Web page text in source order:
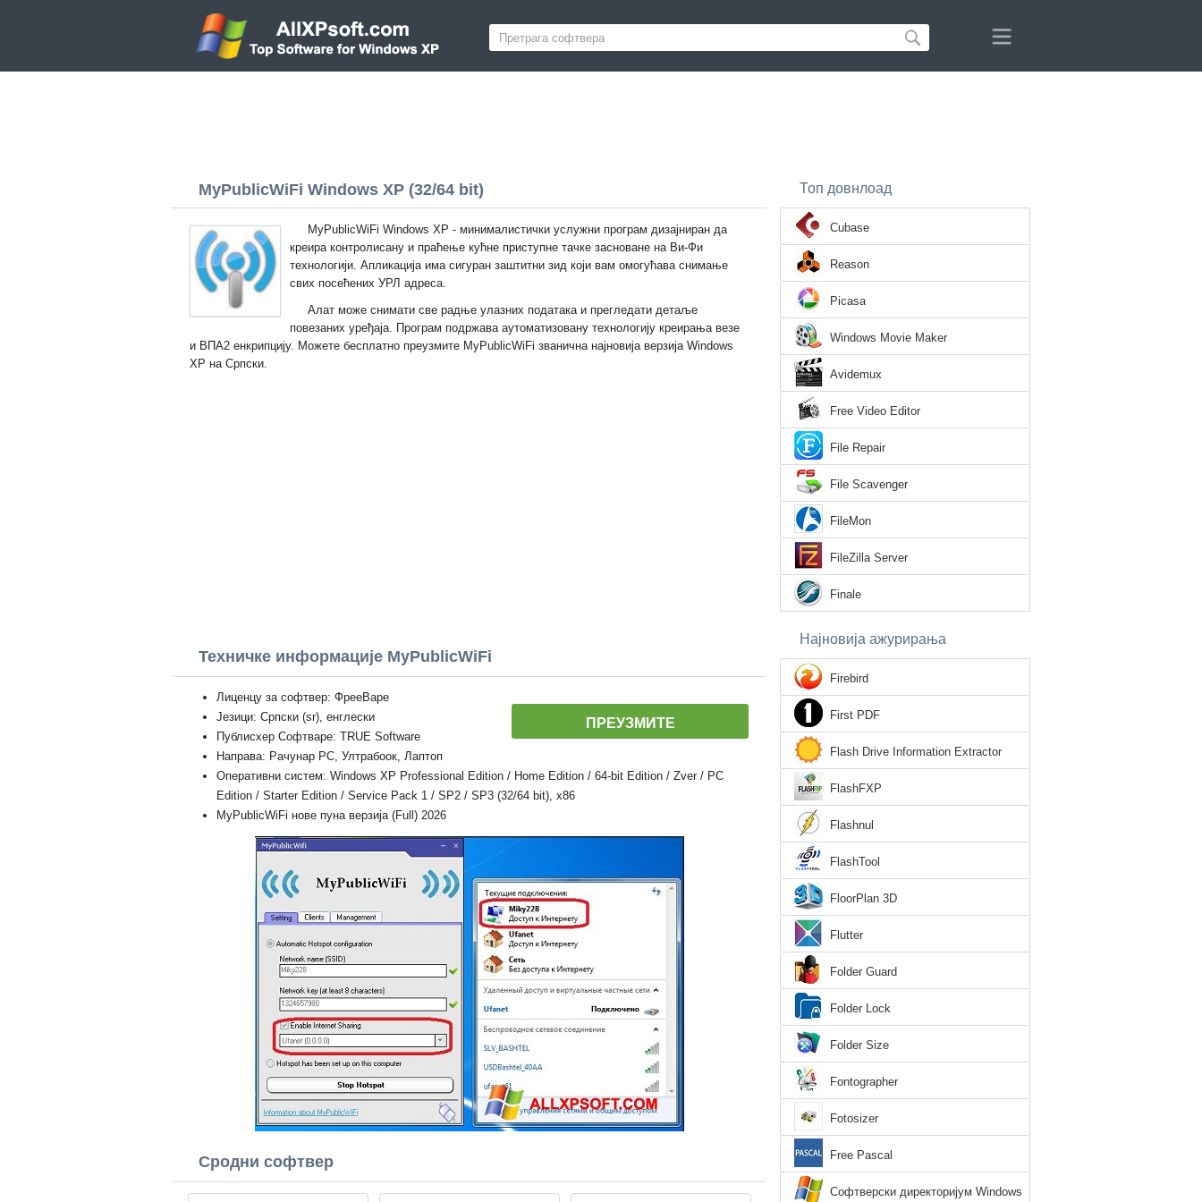
MyPublicWiFi Windows XP (32/64 bit)
MyPublicWiFi Windows XP - минималистички услужни програм дизајниран да
креира контролисану и праћење кућне приступне тачке засноване на Ви-Фи
технологији. Апликација има сигуран заштитни зид који вам омогућава снимање
свих посећених УРЛ адреса.
Алат може снимати све радње улазних података и прегледати детаље
повезаних уређаја. Програм подржава аутоматизовану технологију креирања везе
и ВПА2 енкрипцију. Можете бесплатно преузмите MyPublicWiFi званична најновија верзија Windows
XP на Српски.
Техничке информације MyPublicWiFi
ПРЕУЗМИТЕ
Лиценцу за софтвер: ФрееВаре
Језици: Српски (sr), енглески
Публисхер Софтваре: TRUE Software
Направа: Рачунар PC, Ултрабоок, Лаптоп
Оперативни систем: Windows XP Professional Edition / Home Edition / 64-bit Edition / Zver / PC
Edition / Starter Edition / Service Pack 1 / SP2 / SP3 (32/64 bit), x86
MyPublicWiFi нове пуна верзија (Full) 2026
Сродни софтвер
Топ довнлоад
Cubase
Reason
Picasa
Windows Movie Maker
Avidemux
Free Video Editor
File Repair
File Scavenger
FileMon
FileZilla Server
Finale
Најновија ажурирања
Firebird
First PDF
Flash Drive Information Extractor
FlashFXP
Flashnul
FlashTool
FloorPlan 3D
Flutter
Folder Guard
Folder Lock
Folder Size
Fontographer
Fotosizer
Free Pascal
Софтверски директоријум Windows